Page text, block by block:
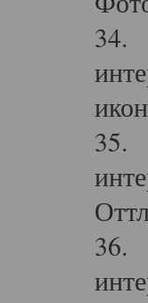
34.
35.
36.